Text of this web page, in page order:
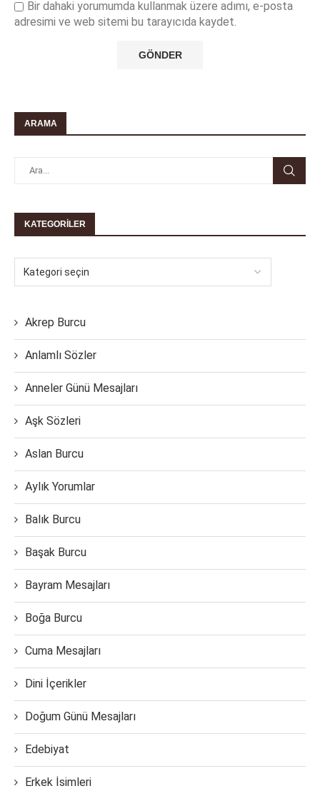
Bir dahaki yorumumda kullanmak üzere adımı, e-posta
adresimi ve web sitemi bu tarayıcıda kaydet.
ARAMA
KATEGORILER
Akrep Burcu
Anlamlı Sözler
Anneler Günü Mesajları
Aşk Sözleri
Aslan Burcu
Aylık Yorumlar
Balık Burcu
Başak Burcu
Bayram Mesajları
Boğa Burcu
Cuma Mesajları
Dini İçerikler
Doğum Günü Mesajları
Edebiyat
Erkek İsimleri